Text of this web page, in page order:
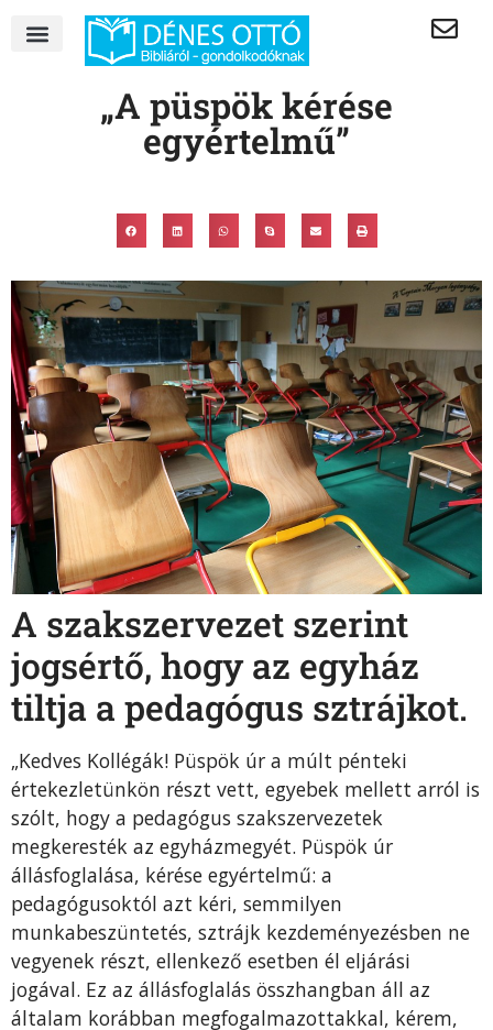
„A püspök kérése
egyértelmű”
A szakszervezet szerint
jogsértő, hogy az egyház
tiltja a pedagógus sztrájkot.
„Kedves Kollégák! Püspök úr a múlt pénteki
értekezletünkön részt vett, egyebek mellett arról is
szólt, hogy a pedagógus szakszervezetek
megkeresték az egyházmegyét. Püspök úr
állásfoglalása, kérése egyértelmű: a
pedagógusoktól azt kéri, semmilyen
munkabeszüntetés, sztrájk kezdeményezésben ne
vegyenek részt, ellenkező esetben él eljárási
jogával. Ez az állásfoglalás összhangban áll az
általam korábban megfogalmazottakkal, kérem,